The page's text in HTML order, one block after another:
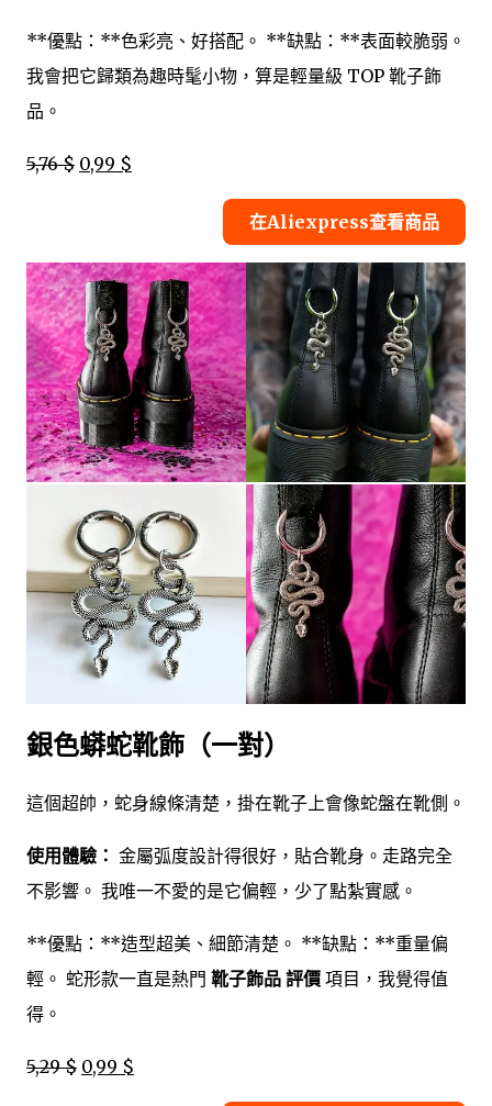
**優點：**色彩亮、好搭配。 **缺點：**表面較脆弱。
我會把它歸類為趣時髦小物，算是輕量級 TOP 靴子飾
品。
5,76 $ 0,99 $
在Aliexpress查看商品
銀色蟒蛇靴飾（一對）
這個超帥，蛇身線條清楚，掛在靴子上會像蛇盤在靴側。
使用體驗： 金屬弧度設計得很好，貼合靴身。走路完全
不影響。 我唯一不愛的是它偏輕，少了點紮實感。
**優點：**造型超美、細節清楚。 **缺點：**重量偏
輕。 蛇形款一直是熱門 靴子飾品 評價 項目，我覺得值
得。
5,29 $ 0,99 $